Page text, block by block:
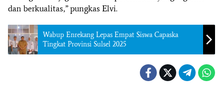
dan berkualitas,” pungkas Elvi.
Wabup Enrekang Lepas Empat Siswa Capaska
Tingkat Provinsi Sulsel 2025